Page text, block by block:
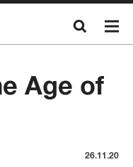
Age of
26.11.20